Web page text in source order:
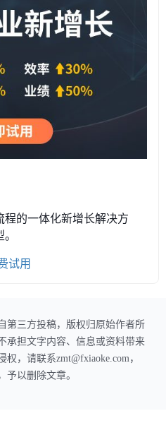
的一体化新增长解决方
试用
第三方投稿，版权归原始作者所
承担文字内容、信息或资料带来
，请联系zmt@fxiaoke.com，
予以删除文章。